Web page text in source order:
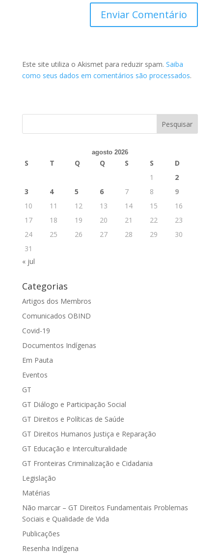
Este site utiliza o Akismet para reduzir spam. Saiba
como seus dados em comentários são processados.
agosto 2026
S T Q Q S S
D
1
2
3
4 5 6 7 8
9
10
11 12 13 14 15
16
17
18 19 20 21 22
23
24
25 26 27 28 29
30
31
« jul
Categorias
Artigos dos Membros
Comunicados OBIND
Covid-19
Documentos Indígenas
Em Pauta
Eventos
GT
GT Diálogo e Participação Social
GT Direitos e Políticas de Saúde
GT Direitos Humanos Justiça e Reparação
GT Educação e Interculturalidade
GT Fronteiras Criminalização e Cidadania
Legislação
Matérias
Não marcar – GT Direitos Fundamentais Problemas
Sociais e Qualidade de Vida
Publicações
Resenha Indígena